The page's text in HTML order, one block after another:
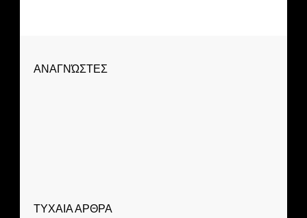
ΑΝΑΓΝΏΣΤΕΣ
ΤΥΧΑΙΑ ΑΡΘΡΑ